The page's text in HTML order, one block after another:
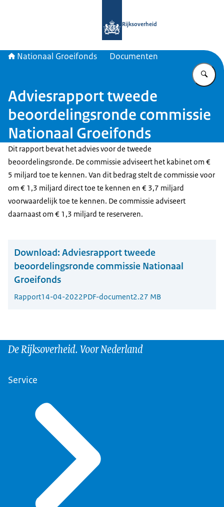
Rijksoverheid
Nationaal Groeifonds Documenten
Adviesrapport tweede
beoordelingsronde commissie
Nationaal Groeifonds
Dit rapport bevat het advies voor de tweede
beoordelingsronde. De commissie adviseert het kabinet om €
5 miljard toe te kennen. Van dit bedrag stelt de commissie voor
om € 1,3 miljard direct toe te kennen en € 3,7 miljard
voorwaardelijk toe te kennen. De commissie adviseert
daarnaast om € 1,3 miljard te reserveren.
Download: Adviesrapport tweede
beoordelingsronde commissie Nationaal
Groeifonds
Rapport14-04-2022PDF-document2.27 MB
De Rijksoverheid. Voor Nederland
Service